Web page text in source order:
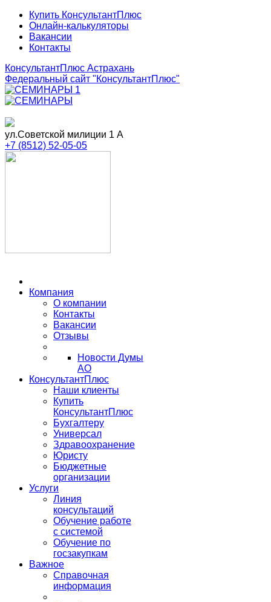
Купить КонсультантПлюс
Онлайн-калькуляторы
Вакансии
Контакты
КонсультантПлюс Астрахань
Федеральный сайт "КонсультантПлюс"
ул.Советской милиции 1 А
+7 (8512) 52-05-05
Компания
О компании
Контакты
Вакансии
Отзывы
Новости Думы
АО
КонсультантПлюс
Наши клиенты
Купить
КонсультантПлюс
Бухгалтеру
Универсал
Здравоохранение
Юристу
Бюджетные
организации
Услуги
Линия
консультаций
Обучение работе
с системой
Обучение по
госзакупкам
Важное
Справочная
информация